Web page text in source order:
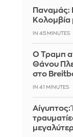
Παναμάς:
Κολομβία
IN 45 MINUTES
Ο Τραμπ
Θάνου
στο
IN 41 MINUTES
Αίγυπτος: